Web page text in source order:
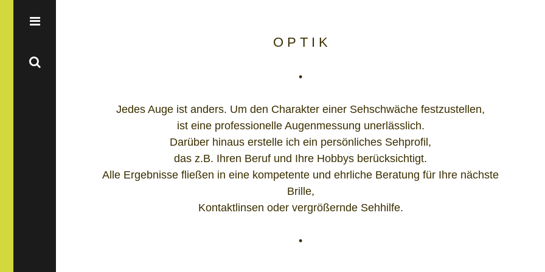
O P T I K
•
Jedes Auge ist anders. Um den Charakter einer Sehschwäche festzustellen,
ist eine professionelle Augenmessung unerlässlich.
Darüber hinaus erstelle ich ein persönliches Sehprofil,
das z.B. Ihren Beruf und Ihre Hobbys berücksichtigt.
Alle Ergebnisse fließen in eine kompetente und ehrliche Beratung für Ihre nächste
Brille,
Kontaktlinsen oder vergrößernde Sehhilfe.
•